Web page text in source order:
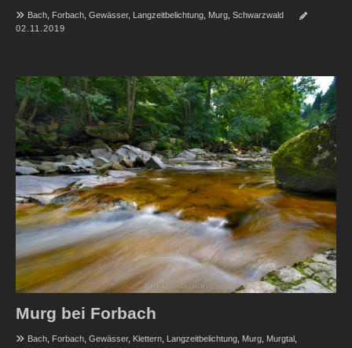
Bach, Forbach, Gewässer, Langzeitbelichtung, Murg, Schwarzwald
02.11.2019
Murg bei Forbach
Bach Forbach Gewässer, Klettern Langzeitbelichtung Murg Murgtal